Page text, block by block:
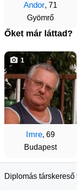
Andor, 71
Gyömrő
Őket már láttad?
Imre, 69
Budapest
1
Diplomás